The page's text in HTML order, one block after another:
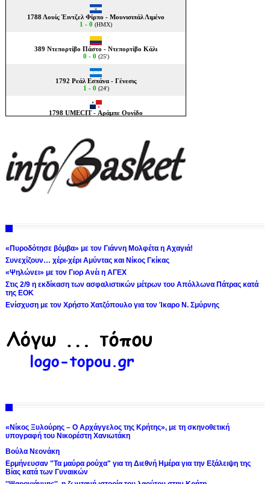
«Πυροδότησε βόμβα» με τον Γιάννη Μολφέτα η Αχαγιά!
Συνεχίζουν… χέρι-χέρι Αμύντας και Νίκος Γκίκας
«Ψηλώνει» με τον Γιορ Ανέι η ΑΓΕΧ
Στις 2/9 η εκδίκαση των ασφαλιστικών μέτρων του Απόλλωνα Πάτρας κατά
της ΕΟΚ
Ενίσχυση με τον Χρήστο Χατζόπουλο για τον Ίκαρο Ν. Σμύρνης
«Νίκος Ξυλούρης – Ο Αρχάγγελος της Κρήτης», με τη σκηνοθετική
υπογραφή του Νικορέστη Χανιωτάκη
Βούλα Νεονάκη
Ερμήνευσαν "Τα μαύρα ρούχα" για τη Διεθνή Ημέρα για την Εξάλειψη της
Βίας κατά των Γυναικών